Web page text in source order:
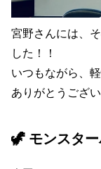
宮野さんには、
した！！
いつもながら、
ありがとうござ
🦖 モンスタ